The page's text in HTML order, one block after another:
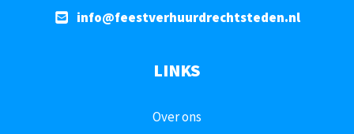
info@feestverhuurdrechtsteden.nl
LINKS
Over ons